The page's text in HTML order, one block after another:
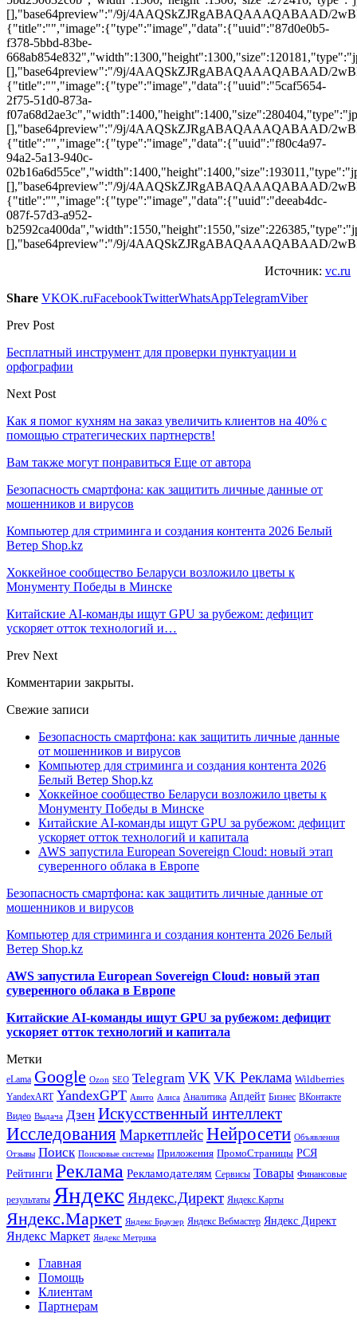
[],"base64preview":"/9j/4AAQSkZJRgABAQAAAQABAAD/
{"title":"","image":{"type":"image","data":{"uuid":"87d0e0b5-
f378-5bbd-83be-
[],"base64preview":"/9j/4AAQSkZJRgABAQAAAQABAAD/
{"title":"","image":{"type":"image","data":{"uuid":"5caf5654-
2f75-51d0-873a-
[],"base64preview":"/9j/4AAQSkZJRgABAQAAAQABAAD/
{"title":"","image":{"type":"image","data":{"uuid":"f80c4a97-
94a2-5a13-940c-
[],"base64preview":"/9j/4AAQSkZJRgABAQAAAQABAAD/
{"title":"","image":{"type":"image","data":{"uuid":"deeab4dc-
087f-57d3-a952-
[],"base64preview":"/9j/4AAQSkZJRgABAQAAAQABAAD/
Источник: vc.ru
Share VKOK.ruFacebookTwitterWhatsAppTelegramViber
Prev Post
Бесплатный инструмент для проверки пунктуации и
орфографии
Next Post
Как я помог кухням на заказ увеличить клиентов на 40% с
помощью стратегических партнерств!
Вам также могут понравиться Еще от автора
Безопасность смартфона: как защитить личные данные от
мошенников и вирусов
Компьютер для стриминга и создания контента 2026 Белый
Ветер Shop.kz
Хоккейное сообщество Беларуси возложило цветы к
Монументу Победы в Минске
Китайские AI-команды ищут GPU за рубежом: дефицит
ускоряет отток технологий и…
Prev Next
Комментарии закрыты.
Свежие записи
Безопасность смартфона: как защитить личные данные
от мошенников и вирусов
Компьютер для стриминга и создания контента 2026
Белый Ветер Shop.kz
Хоккейное сообщество Беларуси возложило цветы к
Монументу Победы в Минске
Китайские AI-команды ищут GPU за рубежом: дефицит
ускоряет отток технологий и капитала
AWS запустила European Sovereign Cloud: новый этап
суверенного облака в Европе
Безопасность смартфона: как защитить личные данные от
мошенников и вирусов
Компьютер для стриминга и создания контента 2026 Белый
Ветер Shop.kz
AWS запустила European Sovereign Cloud: новый этап
суверенного облака в Европе
Китайские AI-команды ищут GPU за рубежом: дефицит
ускоряет отток технологий и капитала
Метки
eLama Google Ozon SEO Telegram VK VK Реклама Wildberries
YandexART YandexGPT Авито Алиса Аналитика Апдейт Бизнес ВКонтакте
Видео Выдача Дзен Искусственный интеллект
Исследования МаркетплейсНейросети Объявления
Отзывы Поиск Поисковые системы Приложения ПромоСтраницы РСЯ
Рейтинги Реклама Рекламодателям Сервисы Товары Финансовые
результаты Яндекс Яндекс.Директ Яндекс.Карты
Яндекс.Маркет Яндекс Браузер Яндекс Вебмастер Яндекс Директ
Яндекс Маркет Яндекс Метрика
Главная
Помощь
Клиентам
Партнерам